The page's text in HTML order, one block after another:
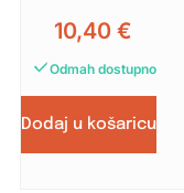
10,40 €
Odmah dostupno
Dodaj u košaricu